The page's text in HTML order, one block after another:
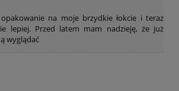
opakowanie na moje brzydkie łokcie i teraz
lepiej. Przed latem mam nadzieję, że już
wyglądać